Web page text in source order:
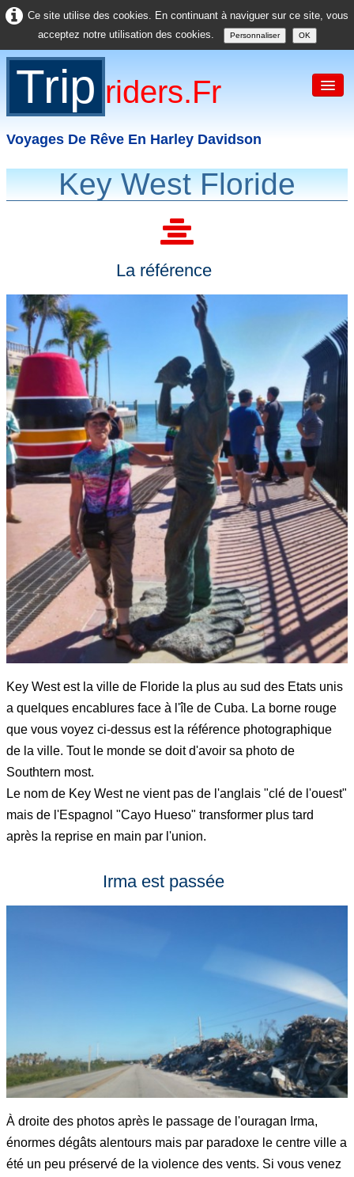
Ce site utilise des cookies. En continuant à naviguer sur ce site, vous
acceptez notre utilisation des cookies.
Personnaliser OK
Trip Riders.fr
Voyages De Rêve En Harley Davidson
Asie
Divers
Key West Floride
La référence
Key West est la ville de Floride la plus au sud des Etats unis
a quelques encablures face à l'île de Cuba. La borne rouge
que vous voyez ci-dessus est la référence photographique
de la ville. Tout le monde se doit d'avoir sa photo de
Southtern most.
Le nom de Key West ne vient pas de l'anglais "clé de l'ouest"
mais de l'Espagnol "Cayo Hueso" transformer plus tard
après la reprise en main par l'union.
Irma est passée
À droite des photos après le passage de l'ouragan Irma,
énormes dégâts alentours mais par paradoxe le centre ville a
été un peu préservé de la violence des vents. Si vous venez